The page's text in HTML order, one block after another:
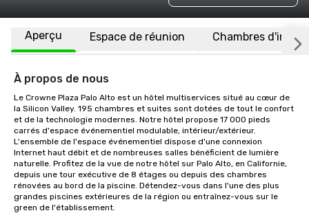
Aperçu Espace de réunion Chambres
À propos de nous
Le Crowne Plaza Palo Alto est un hôtel multiservices situé au cœur de
la Silicon Valley. 195 chambres et suites sont dotées de tout le confort
et de la technologie modernes. Notre hôtel propose 17 000 pieds
carrés d'espace événementiel modulable, intérieur/extérieur.
L'ensemble de l'espace événementiel dispose d'une connexion
Internet haut débit et de nombreuses salles bénéficient de lumière
naturelle. Profitez de la vue de notre hôtel sur Palo Alto, en Californie,
depuis une tour exécutive de 8 étages ou depuis des chambres
rénovées au bord de la piscine. Détendez-vous dans l'une des plus
grandes piscines extérieures de la région ou entraînez-vous sur le
green de l'établissement.